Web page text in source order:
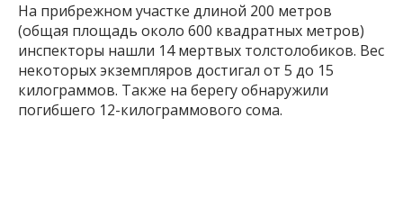
На прибрежном участке длиной 200 метров
(общая площадь около 600 квадратных метров)
инспекторы нашли 14 мертвых толстолобиков. Вес
некоторых экземпляров достигал от 5 до 15
килограммов. Также на берегу обнаружили
погибшего 12-килограммового сома.